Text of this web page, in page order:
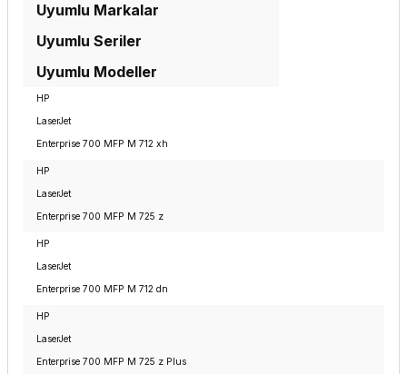
Uyumlu Markalar
Uyumlu Seriler
Uyumlu Modeller
HP
LaserJet
Enterprise 700 MFP M 712 xh
HP
LaserJet
Enterprise 700 MFP M 725 z
HP
LaserJet
Enterprise 700 MFP M 712 dn
HP
LaserJet
Enterprise 700 MFP M 725 z Plus